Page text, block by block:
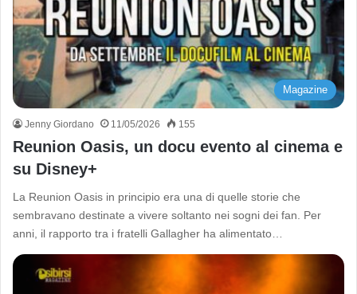
Magazine
Jenny Giordano 11/05/2026 155
Reunion Oasis, un docu evento al cinema e
su Disney+
La Reunion Oasis in principio era una di quelle storie che
sembravano destinate a vivere soltanto nei sogni dei fan. Per
anni, il rapporto tra i fratelli Gallagher ha alimentato…